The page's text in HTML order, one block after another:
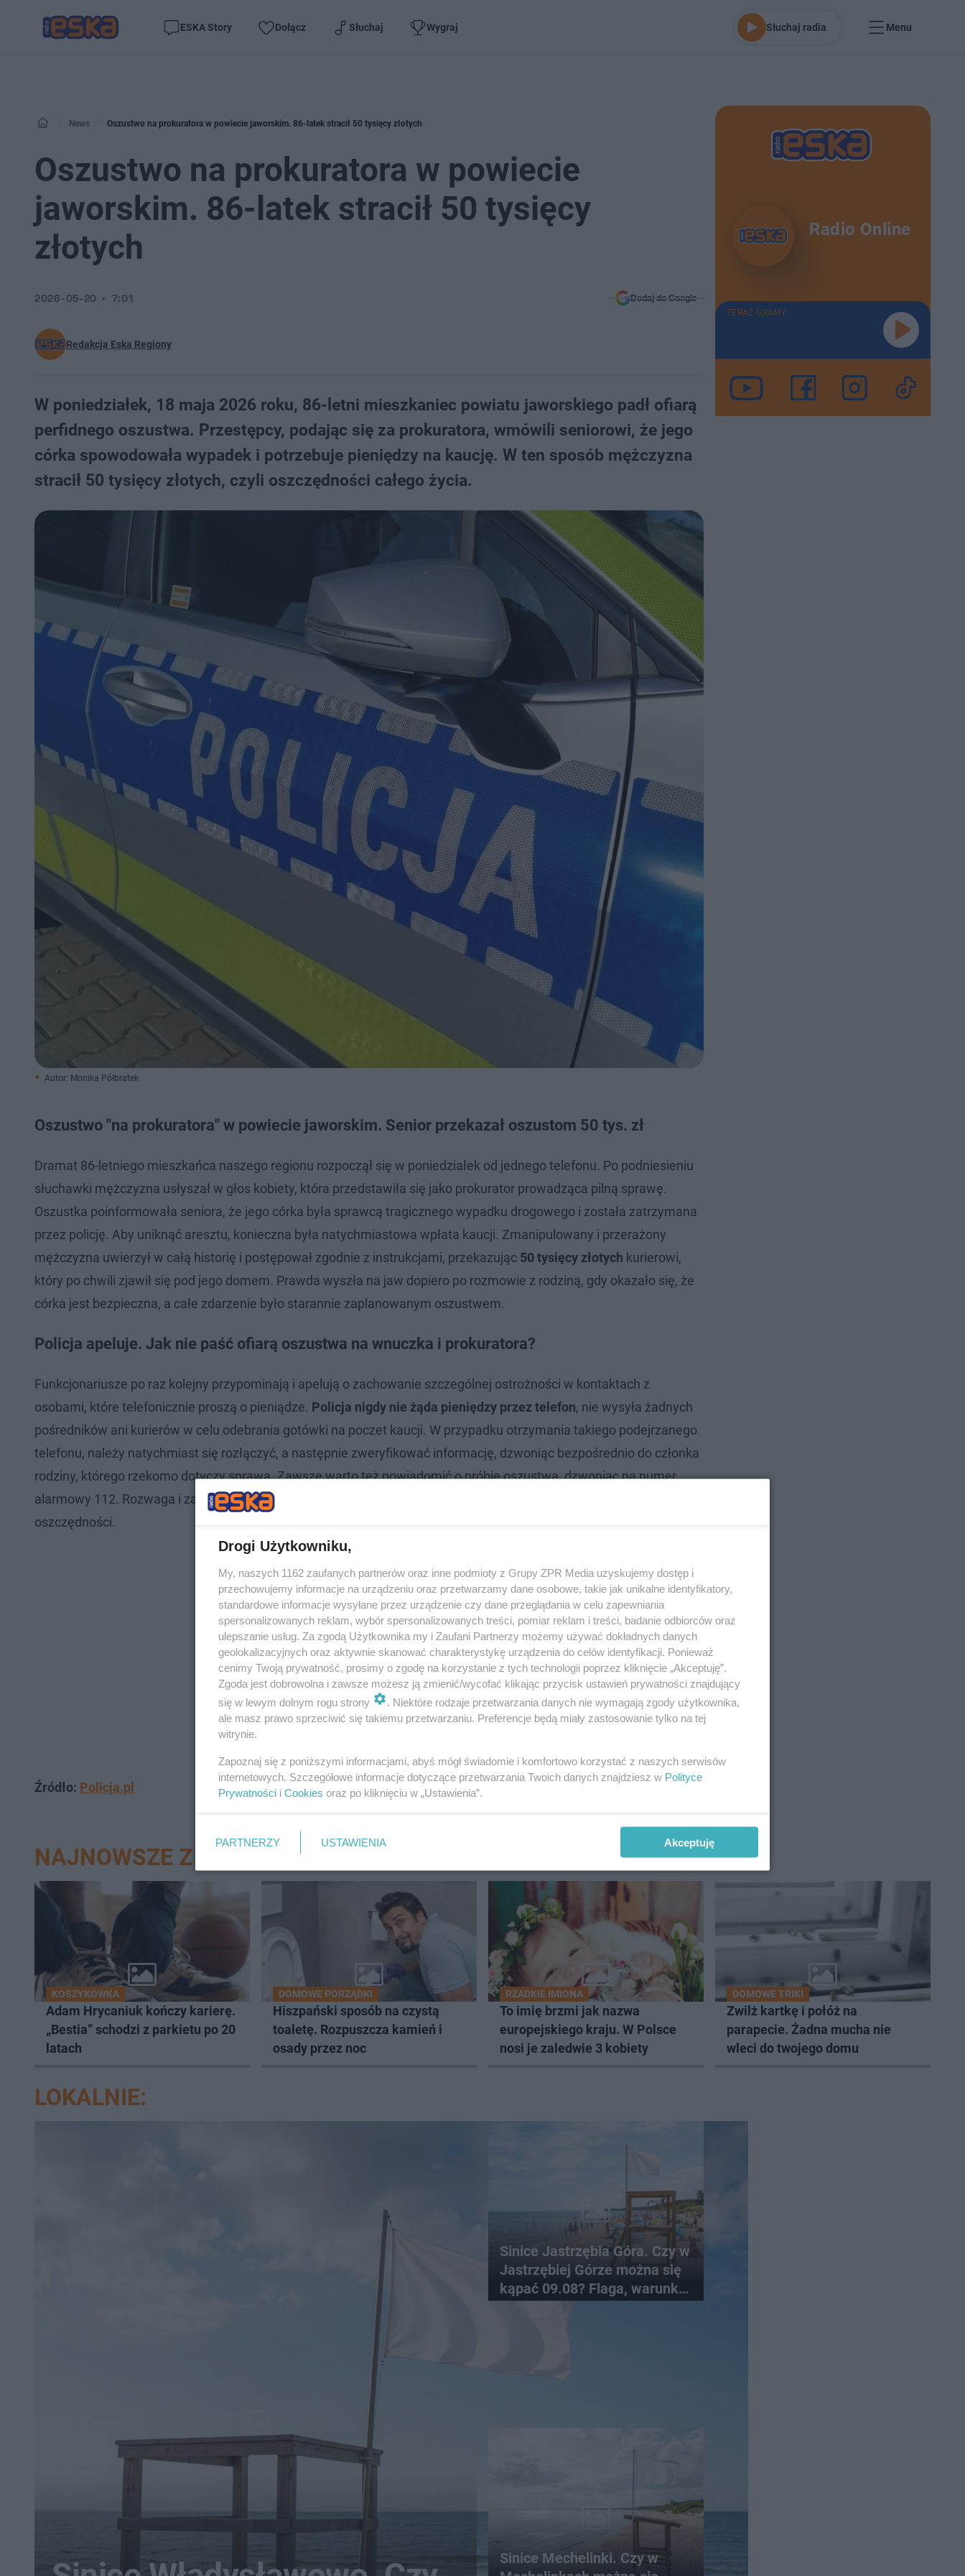
ESKA Story Dołącz Słuchaj Wygraj Słuchaj radia Menu
News Oszustwo na prokuratora w powiecie jaworskim. 86-latek stracił 50 tysięcy złotych
Oszustwo na prokuratora w powiecie
jaworskim. 86-latek stracił 50 tysięcy
złotych
Redakcja Eska Regiony
2026-05-20 7:01 Dodaj do Google
W poniedziałek, 18 maja 2026 roku, 86-letni mieszkaniec powiatu jaworskiego padł ofiarą
perfidnego oszustwa. Przestępcy, podając się za prokuratora, wmówili seniorowi, że jego
córka spowodowała wypadek i potrzebuje pieniędzy na kaucję. W ten sposób mężczyzna
stracił 50 tysięcy złotych, czyli oszczędności całego życia.
Autor: Monika Półbratek
Oszustwo "na prokuratora" w powiecie jaworskim. Senior przekazał oszustom 50 tys. zł
Dramat 86-letniego mieszkańca naszego regionu rozpoczął się w poniedziałek od jednego telefonu. Po podniesieniu
słuchawki mężczyzna usłyszał w głos kobiety, która przedstawiła się jako prokurator prowadząca pilną sprawę.
Oszustka poinformowała seniora, że jego córka była sprawcą tragicznego wypadku drogowego i została zatrzymana
przez policję. Aby uniknąć aresztu, konieczna była natychmiastowa wpłata kaucji. Zmanipulowany i przerażony
mężczyzna uwierzył w całą historię i postępował zgodnie z instrukcjami, przekazując 50 tysięcy złotych kurierowi,
który po chwili zjawił się pod jego domem. Prawda wyszła na jaw dopiero po rozmowie z rodziną, gdy okazało się, że
córka jest bezpieczna, a całe zdarzenie było starannie zaplanowanym oszustwem.
Policja apeluje. Jak nie paść ofiarą oszustwa na wnuczka i prokuratora?
Funkcjonariusze po raz kolejny przypominają i apelują o zachowanie szczególnej ostrożności w kontaktach z
osobami, które telefonicznie proszą o pieniądze. Policja nigdy nie żąda pieniędzy przez telefon, nie wysyła żadnych
pośredników ani kurierów w celu odebrania gotówki na poczet kaucji. W przypadku otrzymania takiego podejrzanego
telefonu, należy natychmiast się rozłączyć, a następnie zweryfikować informację, dzwoniąc bezpośrednio do członka
rodziny, którego rzekomo dotyczy sprawa. Zawsze warto też powiadomić o próbie oszustwa, dzwoniąc na numer
alarmowy 112. Rozwaga i zasada ograniczonego zaufania to jedyny sposób, aby uchronić się przed utratą
oszczędności.
Źródło: Policja.pl
Radio Online
TERAZ GRAMY
NAJNOWSZE Z DZIAŁU NAJNOWSZE
KOSZYKÓWKA
Adam Hrycaniuk kończy karierę.
„Bestia” schodzi z parkietu po 20
latach
DOMOWE PORZĄDKI
Hiszpański sposób na czystą
toaletę. Rozpuszcza kamień i
osady przez noc
RZADKIE IMIONA
To imię brzmi jak nazwa
europejskiego kraju. W Polsce
nosi je zaledwie 3 kobiety
DOMOWE TRIKI
Zwilż kartkę i połóż na
parapecie. Żadna mucha nie
wleci do twojego domu
LOKALNIE:
Sinice Jastrzębia Góra. Czy w
Jastrzębiej Górze można się
kąpać 09.08? Flaga, warunki
Sinice Mechelinki. Czy w
Drogi Użytkowniku,
My, naszych 1162 zaufanych partnerów oraz inne podmioty z Grupy ZPR Media uzyskujemy dostęp i
przechowujemy informacje na urządzeniu oraz przetwarzamy dane osobowe, takie jak unikalne identyfikatory,
standardowe informacje wysyłane przez urządzenie czy dane przeglądania w celu zapewniania
spersonalizowanych reklam, wybór spersonalizowanych treści, pomiar reklam i treści, badanie odbiorców oraz
ulepszanie usług. Za zgodą Użytkownika my i Zaufani Partnerzy możemy używać dokładnych danych
geolokalizacyjnych oraz aktywnie skanować charakterystykę urządzenia do celów identyfikacji. Ponieważ
cenimy Twoją prywatność, prosimy o zgodę na korzystanie z tych technologii poprzez kliknięcie „Akceptuję”.
Zgoda jest dobrowolna i zawsze możesz ją zmienić/wycofać klikając przycisk ustawień prywatności znajdujący
się w lewym dolnym rogu strony
. Niektóre rodzaje przetwarzania danych nie wymagają zgody użytkownika,
ale masz prawo sprzeciwić się takiemu przetwarzaniu. Preferencje będą miały zastosowanie tylko na tej
witrynie.
Zapoznaj się z poniższymi informacjami, abyś mógł świadomie i komfortowo korzystać z naszych serwisów
internetowych. Szczegółowe informacje dotyczące przetwarzania Twoich danych znajdziesz w Polityce
Prywatności i Cookies oraz po kliknięciu w „Ustawienia”.
PARTNERZY USTAWIENIA Akceptuję